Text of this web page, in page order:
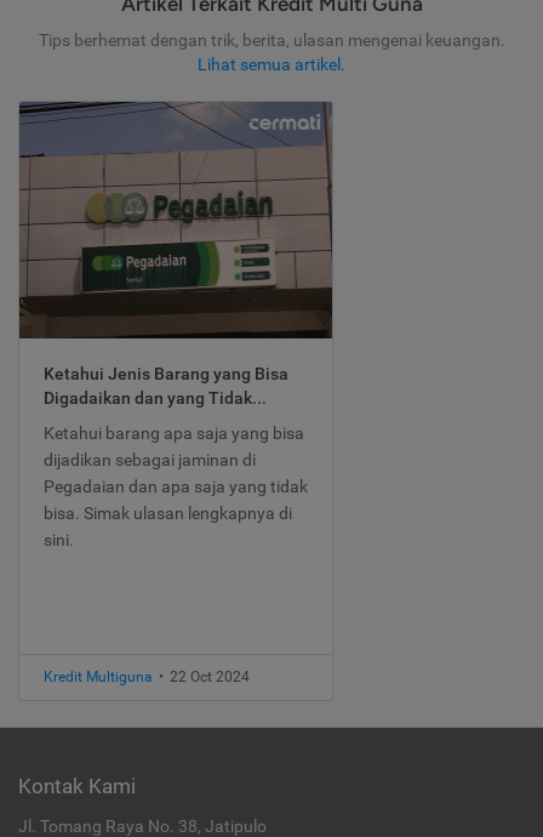
Tips berhemat dengan trik, berita, ulasan mengenai keuangan.
Lihat semua artikel .
Ketahui Jenis Barang yang Bisa
Digadaikan dan yang Tidak...
Ketahui barang apa saja yang bisa
dijadikan sebagai jaminan di
Pegadaian dan apa saja yang tidak
bisa. Simak ulasan lengkapnya di
sini.
Kredit Multiguna • 22 Oct 2024
Kontak Kami
Jl. Tomang Raya No. 38, Jatipulo